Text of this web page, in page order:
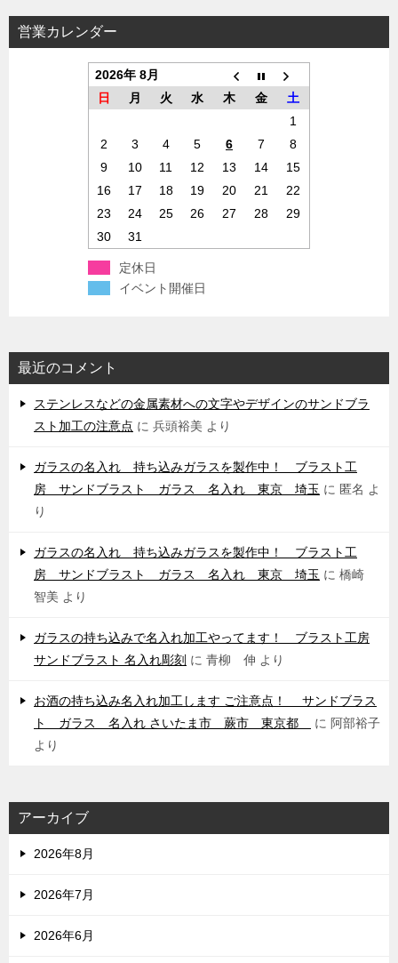
営業カレンダー
2026年 8月
日
月 火 水 木 金
土
1
2
3 4 5 6 7
8
9
10 11 12 13 14
15
16
17 18 19 20 21
22
23
24 25 26 27 28
29
30
31
定休日
イベント開催日
最近のコメント
ステンレスなどの金属素材への文字やデザインのサンドブラ
スト加工の注意点 に 兵頭裕美 より
ガラスの名入れ 持ち込みガラスを製作中！ ブラスト工
房 サンドブラスト ガラス 名入れ 東京 埼玉 に 匿名 よ
り
ガラスの名入れ 持ち込みガラスを製作中！ ブラスト工
房 サンドブラスト ガラス 名入れ 東京 埼玉 に 橋崎
智美 より
ガラスの持ち込みで名入れ加工やってます！ ブラスト工房
サンドブラスト 名入れ彫刻 に 青柳 伸 より
お酒の持ち込み名入れ加工します ご注意点！ サンドブラス
ト ガラス 名入れ さいたま市 蕨市 東京都
に 阿部裕子
より
アーカイブ
2026年8月
2026年7月
2026年6月